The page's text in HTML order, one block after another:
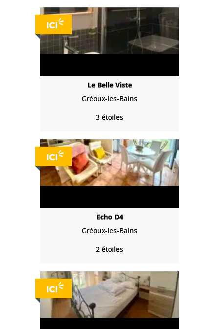
Le Belle Viste
Gréoux-les-Bains
3 étoiles
Echo D4
Gréoux-les-Bains
2 étoiles